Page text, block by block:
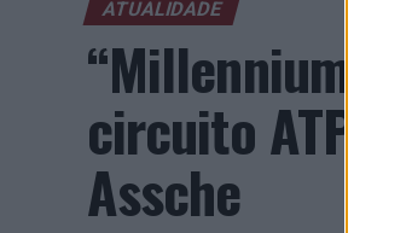
ATUALIDADE
“Millennium
circuito ATP
Assche